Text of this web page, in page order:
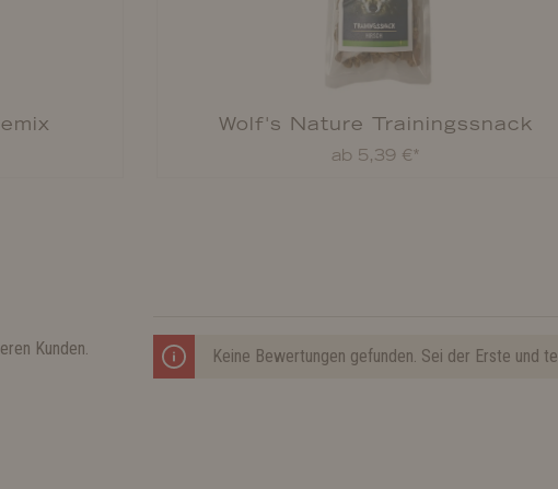
Wolf's Nature Trainingssnack
ab 5,39 €*
Kunden. Keine Bewertungen gefunden. Sei der Erste und